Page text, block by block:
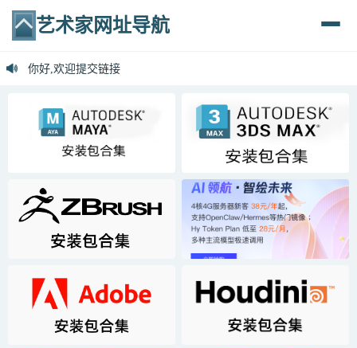
艺术家网址导航

欢迎访问艺术家导航
你好,欢迎提交链接